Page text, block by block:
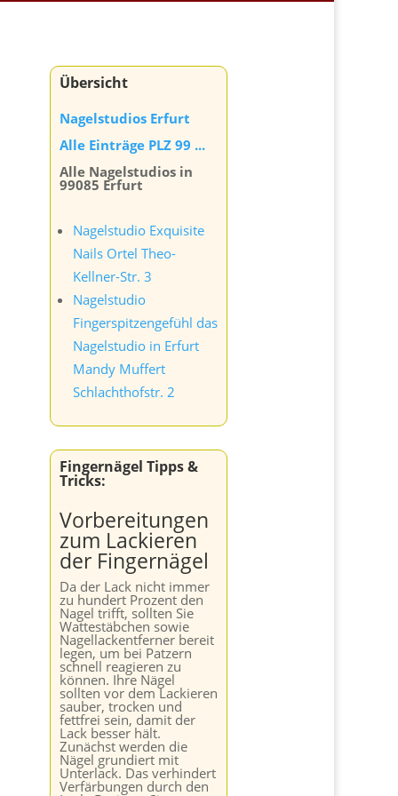
Übersicht
Nagelstudios Erfurt
Alle Einträge PLZ 99 ...
Alle Nagelstudios in
99085 Erfurt
Nagelstudio Exquisite
Nails Ortel Theo-
Kellner-Str. 3
Nagelstudio
Fingerspitzengefühl das
Nagelstudio in Erfurt
Mandy Muffert
Schlachthofstr. 2
Fingernägel Tipps &
Tricks:
Vorbereitungen
zum Lackieren
der Fingernägel
Da der Lack nicht immer
zu hundert Prozent den
Nagel trifft, sollten Sie
Wattestäbchen sowie
Nagellackentferner bereit
legen, um bei Patzern
schnell reagieren zu
können. Ihre Nägel
sollten vor dem Lackieren
sauber, trocken und
fettfrei sein, damit der
Lack besser hält.
Zunächst werden die
Nägel grundiert mit
Unterlack. Das verhindert
Verfärbungen durch den